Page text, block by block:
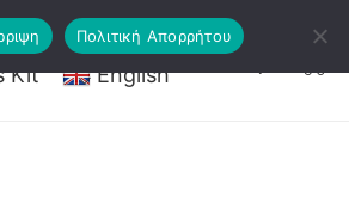
Τέχνη
Kit
English
Πολιτική Απορρήτου